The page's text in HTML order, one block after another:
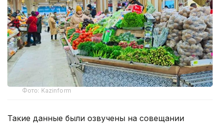
Фото: Kazinform
Такие данные были озвучены на совещании